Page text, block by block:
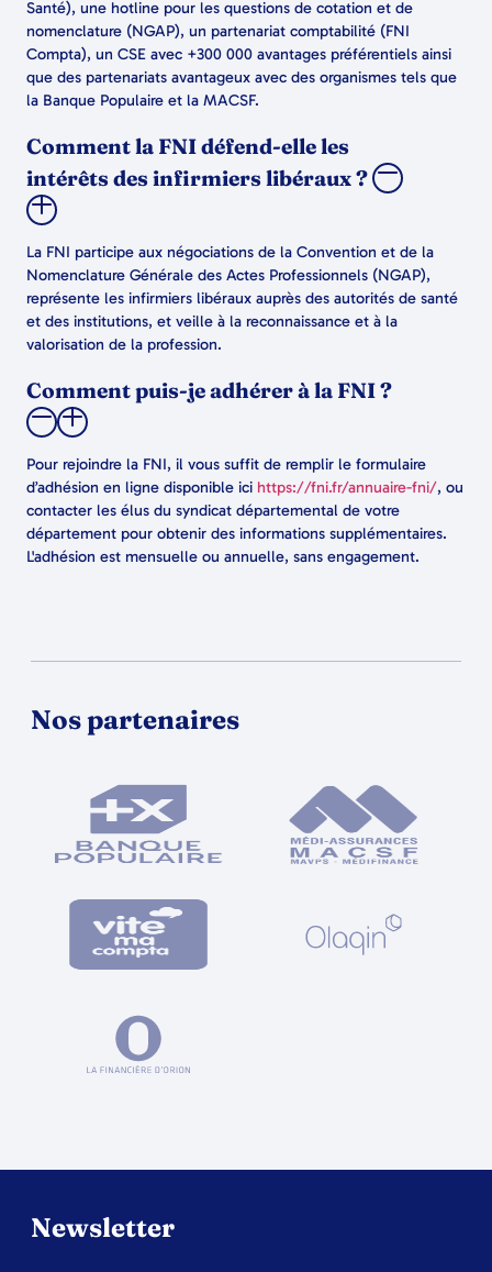
Santé), une hotline pour les questions de cotation et de
nomenclature (NGAP), un partenariat comptabilité (FNI
Compta), un CSE avec +300 000 avantages préférentiels ainsi
que des partenariats avantageux avec des organismes tels que
la Banque Populaire et la MACSF.
Comment la FNI défend-elle les
intérêts des infirmiers libéraux ?
La FNI participe aux négociations de la Convention et de la
Nomenclature Générale des Actes Professionnels (NGAP),
représente les infirmiers libéraux auprès des autorités de santé
et des institutions, et veille à la reconnaissance et à la
valorisation de la profession.
Comment puis-je adhérer à la FNI ?
Pour rejoindre la FNI, il vous suffit de remplir le formulaire
d’adhésion en ligne disponible ici https://fni.fr/annuaire-fni/, ou
contacter les élus du syndicat départemental de votre
département pour obtenir des informations supplémentaires.
L'adhésion est mensuelle ou annuelle, sans engagement.
Nos partenaires
Newsletter